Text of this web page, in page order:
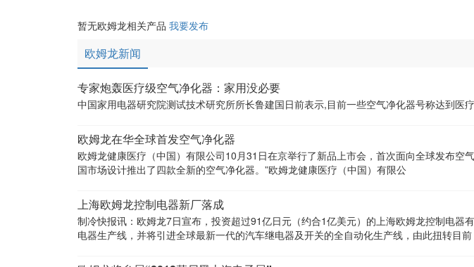
暂无欧姆龙相关产品 我要发布
欧姆龙新闻
专家炮轰医疗级空气净化器：家用没必要
中国家用电器研究院测试技术研究所所长鲁建国日前表示,目前一些空气净化器号称达到医
欧姆龙在华全球首发空气净化器
欧姆龙健康医疗（中国）有限公司10月31日在京举行了新品上市会，首次面向全球发布空气净化器，并将健
国市场设计推出了四款全新的空气净化器。”欧姆龙健康医疗（中国）有限公
上海欧姆龙控制电器新厂落成
制冷快报讯：欧姆龙7日宣布，投资超过91亿日元（约合1亿美元）的上海欧姆龙控制电
电器生产线，并将引进全球最新一代的汽车继电器及开关的全自动化生产线，由此扭转目前